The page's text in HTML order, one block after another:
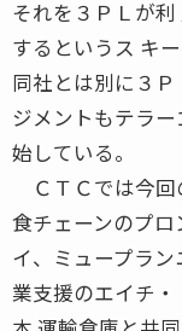
それを３ＰＬが
するというス キー
同社とは別に３
ジメントもテラ
始している。
ＣＴＣでは今回
食チェーンのプ
イ、ミュープラ
業支援のエイチ